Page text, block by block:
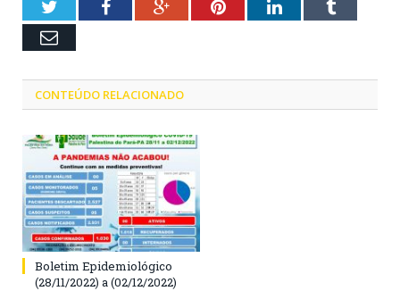
TwitterFacebookGoogle+PinterestLinkedInTumblr
Email
CONTEÚDO RELACIONADO
Boletim Epidemiológico
(28/11/2022) a (02/12/2022)